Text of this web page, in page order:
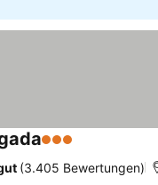
3 Sterne
(3.405 Bewertungen)